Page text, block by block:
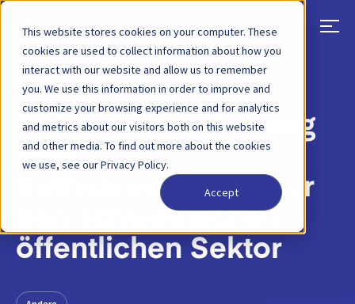
This website stores cookies on your computer. These
cookies are used to collect information about how you
interact with our website and allow us to remember
you. We use this information in order to improve and
customize your browsing experience and for analytics
and metrics about our visitors both on this website
and other media. To find out more about the cookies
we use, see our Privacy Policy.
Accept
ZURÜCK BLOG-BEITRAG 28 NOV, 2022
Rahmenvereinbarung
über
Softwarelösungen für
den schwedischen
öffentlichen Sektor